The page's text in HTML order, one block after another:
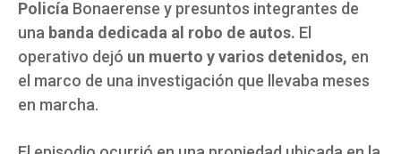
Policía Bonaerense y presuntos integrantes de
una banda dedicada al robo de autos. El
operativo dejó un muerto y varios detenidos, en
el marco de una investigación que llevaba meses
en marcha.